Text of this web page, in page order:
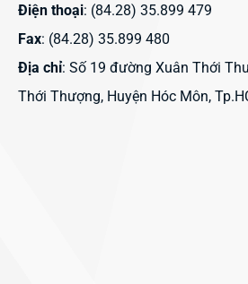
Điện thoại: (84.28) 35.899 479
Fax: (84.28) 35.899 480
Địa chỉ: Số 19 đường Xuân Thới
Thới Thượng, Huyện Hóc Môn,